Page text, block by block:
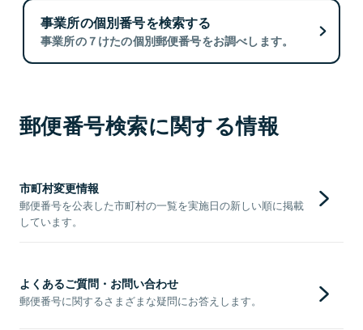
事業所の個別番号を検索する
事業所の７けたの個別郵便番号をお調べします。
郵便番号検索に関する情報
市町村変更情報
郵便番号を公表した市町村の一覧を実施日の新しい順に掲載
しています。
よくあるご質問・お問い合わせ
郵便番号に関するさまざまな疑問にお答えします。